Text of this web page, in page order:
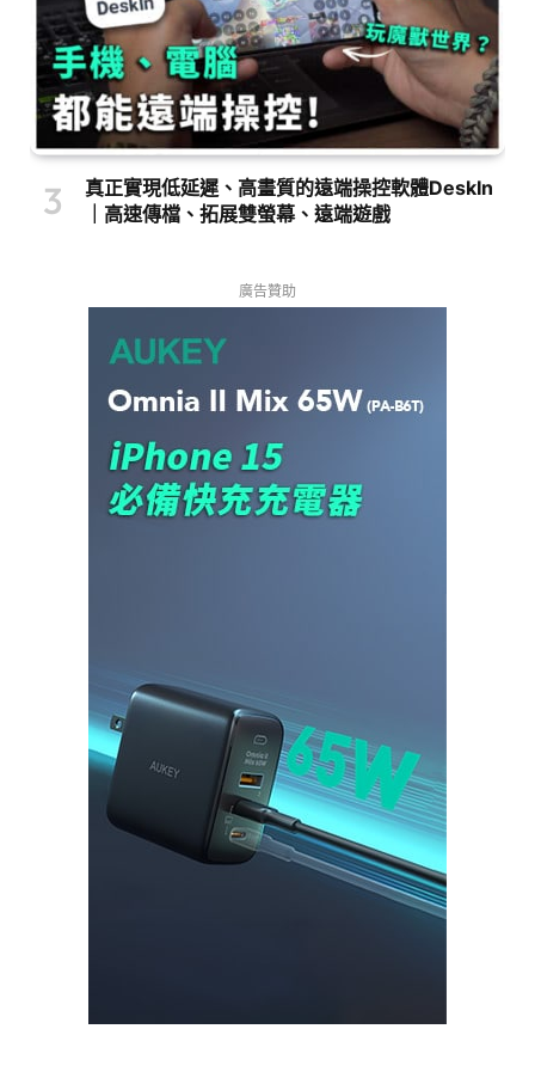
真正實現低延遲、高畫質的遠端操控軟體DeskIn
｜高速傳檔、拓展雙螢幕、遠端遊戲
廣告贊助